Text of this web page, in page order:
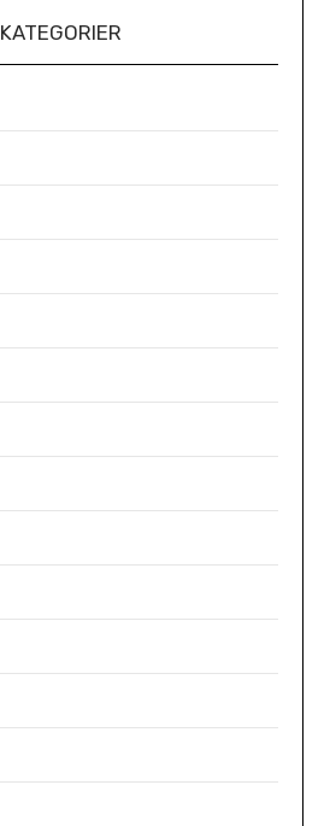
KATEGORIER